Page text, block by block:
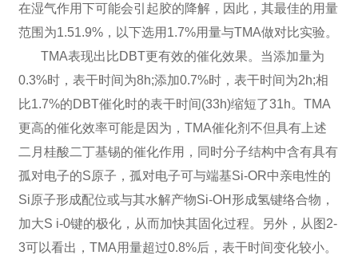
在湿气作用下可能会引起胶的降解，因此，其最佳的用量
范围为1.51.9%，以下选用1.7%用量与TMA做对比实验。
TMA表现出比DBT更有效的催化效果。当添加量为
0.3%时，表干时间为8h;添加0.7%时，表干时间为2h;相
比1.7%的DBT催化时的表干时间(33h)缩短了31h。TMA
更高的催化效率可能是因为，TMA催化剂不但具有上述
二月桂酸二丁基锡的催化作用，同时分子结构中含有具有
孤对电子的S原子，孤对电子可与端基Si-OR中亲电性的
Si原子形成配位或与其水解产物Si-OH形成氢键络合物，
加大S i-0键的极化，从而加快其固化过程。另外，从图2-
3可以看出，TMA用量超过0.8%后，表干时间变化较小。